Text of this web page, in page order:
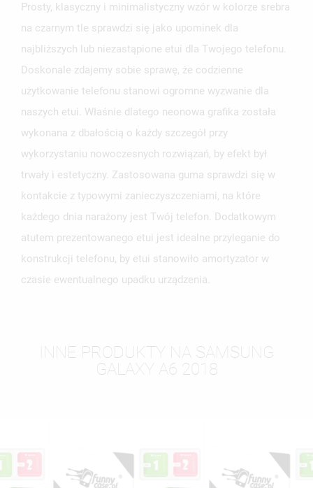
Prosty, klasyczny i minimalistyczny wzór w kolorze srebra
na czarnym tle sprawdzi się jako upominek dla
najbliższych lub niezastąpione etui dla Twojego telefonu.
Doskonale zdajemy sobie sprawę, że codzienne
użytkowanie telefonu stanowi ogromne wyzwanie dla
naszych etui. Właśnie dlatego neonowa grafika została
wykonana z dbałością o każdy szczegół przy
wykorzystaniu nowoczesnych rozwiązań, by efekt był
trwały i estetyczny. Zastosowana guma sprawdzi się w
kontakcie z typowymi zanieczyszczeniami, na które
każdego dnia narażony jest Twój telefon. Dodatkowym
atutem prezentowanego etui jest idealne przyleganie do
konstrukcji telefonu, by etui stanowiło amortyzator w
czasie ewentualnego upadku urządzenia.
INNE PRODUKTY NA SAMSUNG
GALAXY A6 2018